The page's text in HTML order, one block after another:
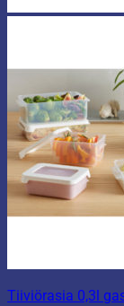
Tiiviörasia 0,3l